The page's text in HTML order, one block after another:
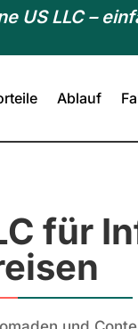
US LLC –
Ablauf
für